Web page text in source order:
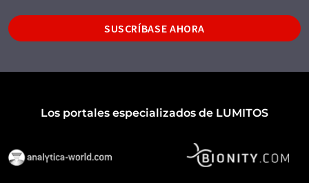
SUSCRÍBASE AHORA
Los portales especializados de LUMITOS